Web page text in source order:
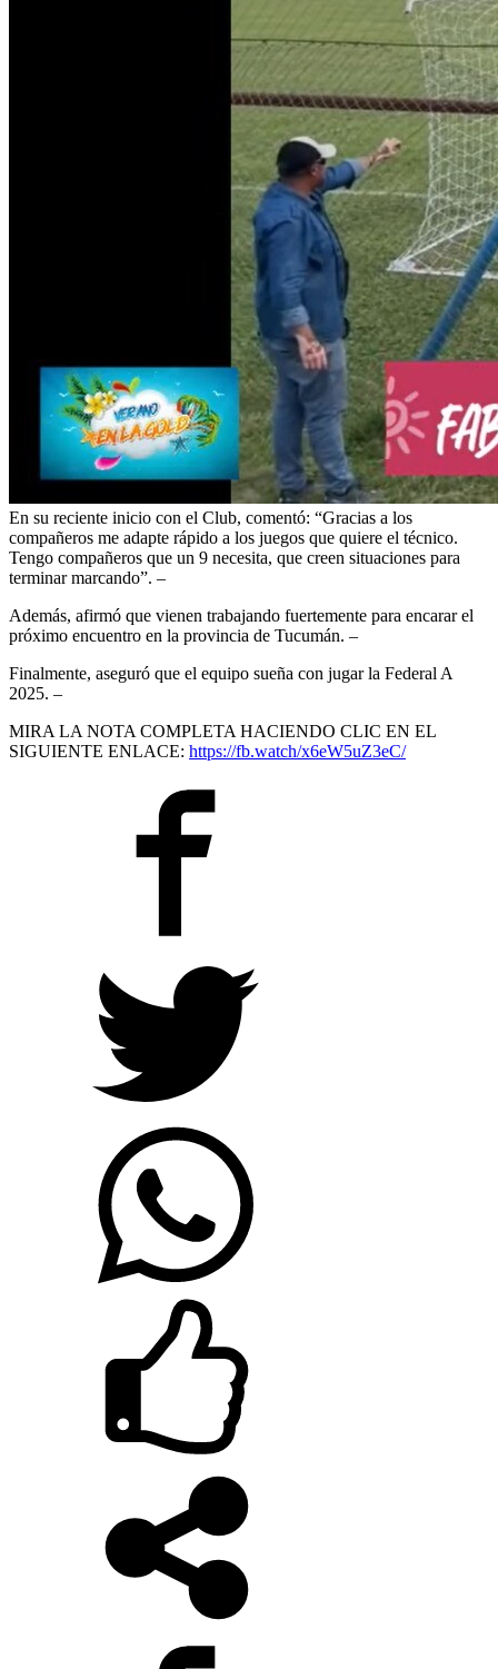
En su reciente inicio con el Club, comentó: “Gracias a los
compañeros me adapte rápido a los juegos que quiere el técnico.
Tengo compañeros que un 9 necesita, que creen situaciones para
terminar marcando”. –
Además, afirmó que vienen trabajando fuertemente para encarar el
próximo encuentro en la provincia de Tucumán. –
Finalmente, aseguró que el equipo sueña con jugar la Federal A
2025. –
MIRA LA NOTA COMPLETA HACIENDO CLIC EN EL
SIGUIENTE ENLACE: https://fb.watch/x6eW5uZ3eC/